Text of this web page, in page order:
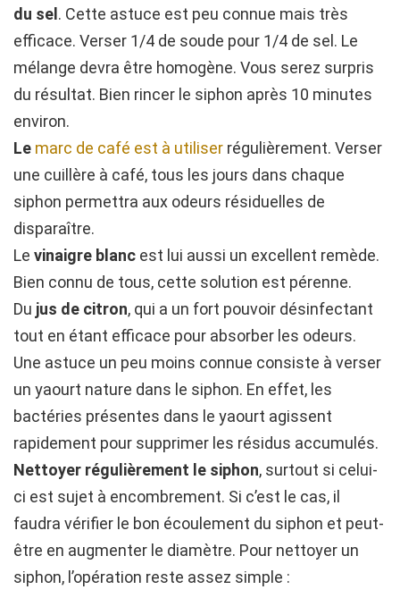
du sel. Cette astuce est peu connue mais très
efficace. Verser 1/4 de soude pour 1/4 de sel. Le
mélange devra être homogène. Vous serez surpris
du résultat. Bien rincer le siphon après 10 minutes
environ.
Le marc de café est à utiliser régulièrement. Verser
une cuillère à café, tous les jours dans chaque
siphon permettra aux odeurs résiduelles de
disparaître.
Le vinaigre blanc est lui aussi un excellent remède.
Bien connu de tous, cette solution est pérenne.
Du jus de citron, qui a un fort pouvoir désinfectant
tout en étant efficace pour absorber les odeurs.
Une astuce un peu moins connue consiste à verser
un yaourt nature dans le siphon. En effet, les
bactéries présentes dans le yaourt agissent
rapidement pour supprimer les résidus accumulés.
Nettoyer régulièrement le siphon, surtout si celui-
ci est sujet à encombrement. Si c’est le cas, il
faudra vérifier le bon écoulement du siphon et peut-
être en augmenter le diamètre. Pour nettoyer un
siphon, l’opération reste assez simple :